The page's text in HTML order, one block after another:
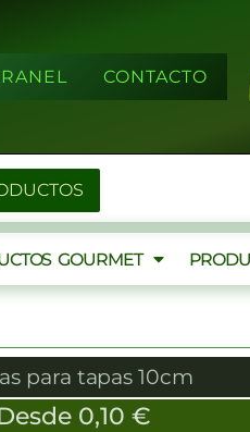
CONTACTO
GOURMET
para tapas 10cm
0,10€